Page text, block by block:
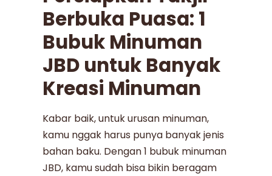
Berbuka Puasa: 1
Bubuk Minuman
JBD untuk Banyak
Kreasi Minuman
Kabar baik, untuk urusan minuman,
kamu nggak harus punya banyak jenis
bahan baku. Dengan 1 bubuk minuman
JBD, kamu sudah bisa bikin beragam